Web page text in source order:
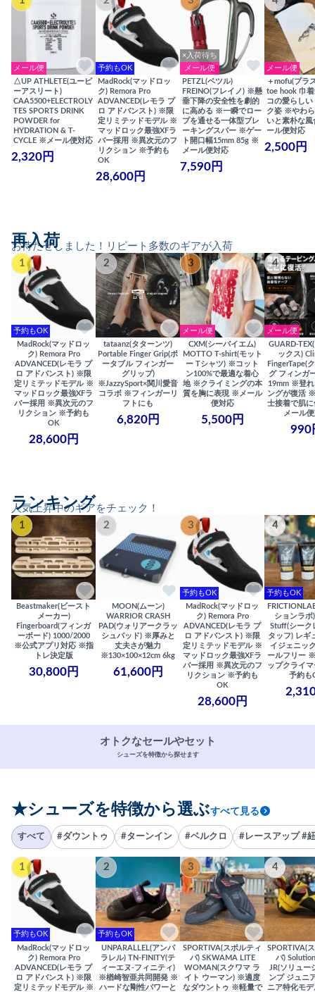
メール便
△UP ATHLETE(ユーピ
ーアスリート)
CAA5500+ELECTROLY
TES SPORTS DRINK
POWDER for
HYDRATION & T-
CYCLE ※メール便対応
2,320円
予約もOK
MadRock(マッドロッ
ク) Remora Pro
ADVANCED(レモラ プ
ロ アドバンスト) ※限
定リミテッドモデル ※
マッドロック最強XFラ
バー採用 ※異次元のフ
リクション ※予約も
OK
28,600円
×入荷待ち
メール便
PETZL(ペツル)
FREINO(フレイノ) ※懸
垂下降の安全性を劇的
に高める ※一瞬でロー
プを通せる一体型ブレ
ーキングスパー ※ゲー
ト開口幅15mm 85g ※
メール便対応
7,590円
メール便
＋mofu(プラ
toe hook 巾
コの愛らしい
ク姿 ※やわ
いと素朴な
ール便対応
2,500円
お待たせしました！リピート多数のギアが入荷
再入荷
1
予約もOK
MadRock(マッドロッ
ク) Remora Pro
ADVANCED(レモラ プ
ロ アドバンスト) ※限
定リミテッドモデル ※
マッドロック最強XFラ
バー採用 ※異次元のフ
リクション ※予約も
OK
28,600円
2
tataanz(タターンツ)
Portable Finger Grip(ポ
ータブル フィンガー
グリップ)
※JazzySport×関川愛音
コラボ ※フィンガーリ
フトにも
6,820円
3
メール便
CXM(シーバイエム)
MOTTO T-shirt(モット
ー Tシャツ) ※コット
ン100%で最適な着心
地 ※クライミングの本
質を胸に表現 ※メール
便対応
5,500円
4
メール便
GUARD-
ックス)
FingerTape(
グ フィンガ
19mm ※登れ
ングが復活
士接着で肌
メール
990
人気上昇中のギアをチェック！
ランキング
1
Beastmaker(ビースト
メーカー)
Fingerboard(フィンガ
ーボード) 1000/2000
※公式アプリ対応 ※指
トレ決定版
30,800円
2
MOON(ムーン)
WARRIOR CRASH
PAD(ウォリアークラッ
シュパッド) ※厚みと
丈夫さが魅力
※130×100×12cm 6kg
61,600円
3
予約もOK
MadRock(マッドロッ
ク) Remora Pro
ADVANCED(レモラ プ
ロ アドバンスト) ※限
定リミテッドモデル ※
マッドロック最強XFラ
バー採用 ※異次元のフ
リクション ※予約も
OK
28,600円
4
予約もOK
ションラボ
Stuff(シーク
タッフ) レギ
イジェニッ
ールフリー
ップクライ
予約も
オトクなセールやセット
シューズを特徴から探せます
★シューズを特徴から選ぶすべて見る
すべて #ダウントゥ #ターンイン #ベルクロ #レースアップ #
1
予約もOK
MadRock(マッドロッ
ク) Remora Pro
ADVANCED(レモラ プ
ロ アドバンスト) ※限
定リミテッドモデル ※
2
予約もOK
UNPARALLEL(アンパ
ラレル) TN-FINITY(テ
ィーエヌ-フィニティ)
※楢崎智亜共同開発 ※
ハードな剛性パワーと
3
SPORTIVA(スポルティ
バ) SKWAMA LITE
WOMAN(スクワマ ラ
イト ウーマン) ※適度
なダウントゥ ※軽量で
4
SPORTIVA(
バ)
JR(ソリュー
ンプ ジュニ
ニア特化モ